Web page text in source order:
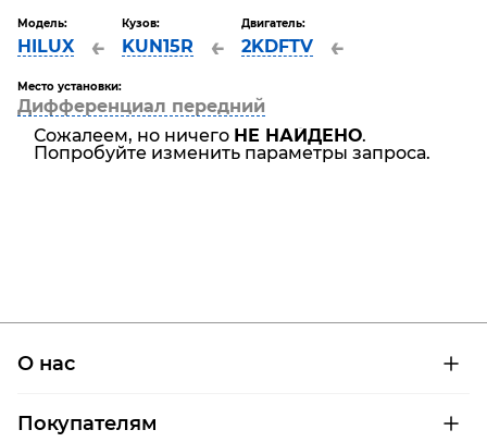
Модель:
HILUX ←
Кузов:
KUN15R ←
Двигатель:
2KDFTV ←
Место установки:
Дифференциал передний
Сожалеем, но ничего НЕ НАЙДЕНО.
Попробуйте изменить параметры запроса.
О нас
Сертификаты на продукцию
Покупателям